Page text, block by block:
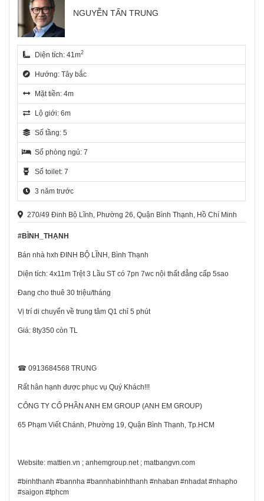
NGUYỄN TẤN TRUNG
Diện tích: 41m2
Hướng: Tây bắc
Mặt tiền: 4m
Lộ giới: 6m
Số tầng: 5
Số phòng ngủ: 7
Số toilet: 7
3 năm trước
270/49 Đinh Bộ Lĩnh, Phường 26, Quận Bình Thạnh, Hồ Chí Minh
#BÌNH_THẠNH
Bán nhà hxh ĐINH BỘ LĨNH, Bình Thạnh
Diện tích: 4x11m Trệt 3 Lầu ST có 7pn 7wc nội thất đẳng cấp 5sao
Đang cho thuê 30 triệu/tháng
Vị trí di chuyển về trung tâm Q1 chỉ 5 phút
Giá: 8ty350 còn TL
☎ 0913684568 TRUNG
Rất hân hạnh được phục vụ Quý Khách!!!
CÔNG TY CỔ PHẦN ANH EM GROUP (ANH EM GROUP)
65 Phạm Viết Chánh, Phường 19, Quận Bình Thạnh, Tp.HCM
Website: mattien.vn ; anhemgroup.net ; matbangvn.com
#binhthanh #bannha #bannhabinhthanh #nhaban #nhadat #nhapho
#saigon #tphcm